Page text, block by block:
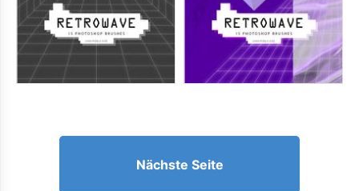
Nächste Seite